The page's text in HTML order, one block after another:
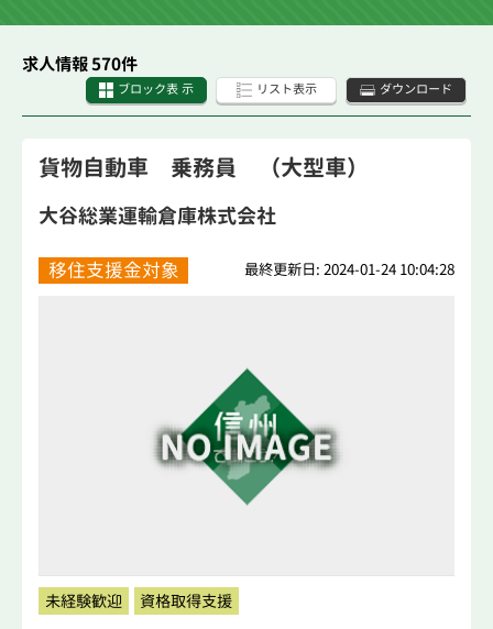
求人情報 570件
ブロック表 示 リスト表示 ダウンロード
貨物自動車 乗務員 （大型車）
大谷総業運輸倉庫株式会社
移住支援金対象 最終更新日: 2024-01-24 10:04:28
未経験歓迎 資格取得支援